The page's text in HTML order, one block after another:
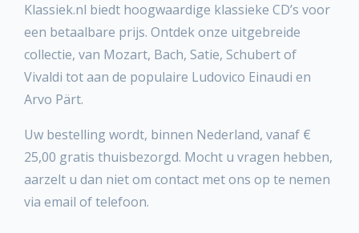
Klassiek.nl biedt hoogwaardige klassieke CD’s voor
een betaalbare prijs. Ontdek onze uitgebreide
collectie, van Mozart, Bach, Satie, Schubert of
Vivaldi tot aan de populaire Ludovico Einaudi en
Arvo Pärt.
Uw bestelling wordt, binnen Nederland, vanaf €
25,00 gratis thuisbezorgd. Mocht u vragen hebben,
aarzelt u dan niet om contact met ons op te nemen
via email of telefoon.